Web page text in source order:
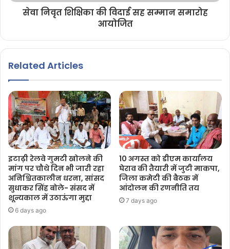
सेवा निवृत शिक्षिका की विदाई सह सम्मान समारोह
आयोजित
Related Articles
इटाढ़ी रेलवे गुमटी खोलने की
मांग पर चौथे दिन भी जारी रहा
अनिश्चितकालीन धरना, सांसद
सुधाकर सिंह बोले- संसद में
शून्यकाल में उठाऊंगा मुद्दा
6 days ago
10 अगस्त को डीएम कार्यालय
घेराव की तैयारी में जुटी माकपा,
जिला कमेटी की बैठक में
आंदोलन की रणनीति तय
7 days ago